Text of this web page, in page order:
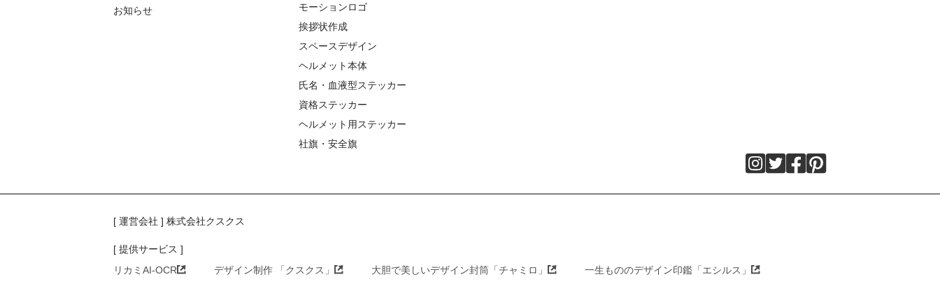
お知らせ
モーションロゴ
挨拶状作成
スペースデザイン
ヘルメット本体
氏名・血液型ステッカー
資格ステッカー
ヘルメット用ステッカー
社旗・安全旗
[ 運営会社 ] 株式会社クスクス
[ 提供サービス ]
リカミAI-OCR
デザイン制作 「クスクス」 大胆で美しいデザイン封筒「チャミロ」 一生もののデザイン印鑑「エシルス」